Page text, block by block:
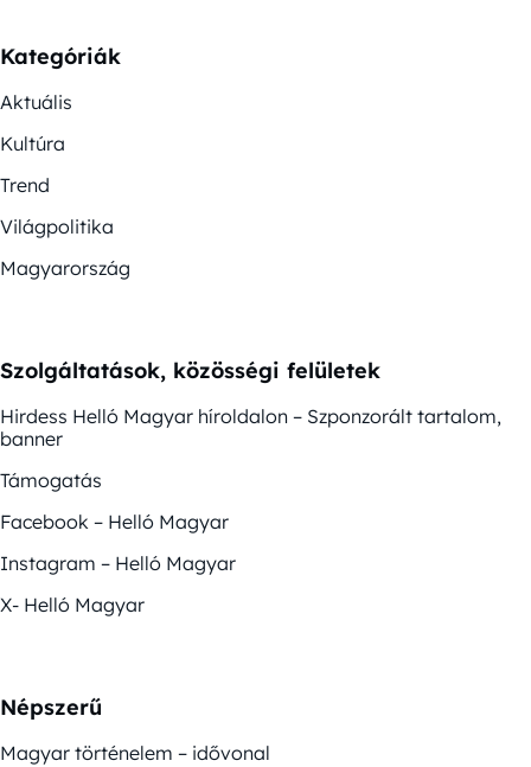
Kategóriák
Aktuális
Kultúra
Trend
Világpolitika
Magyarország
Szolgáltatások, közösségi felületek
Hirdess Helló Magyar híroldalon – Szponzorált tartalom,
banner
Támogatás
Facebook – Helló Magyar
Instagram – Helló Magyar
X- Helló Magyar
Népszerű
Magyar történelem – idővonal